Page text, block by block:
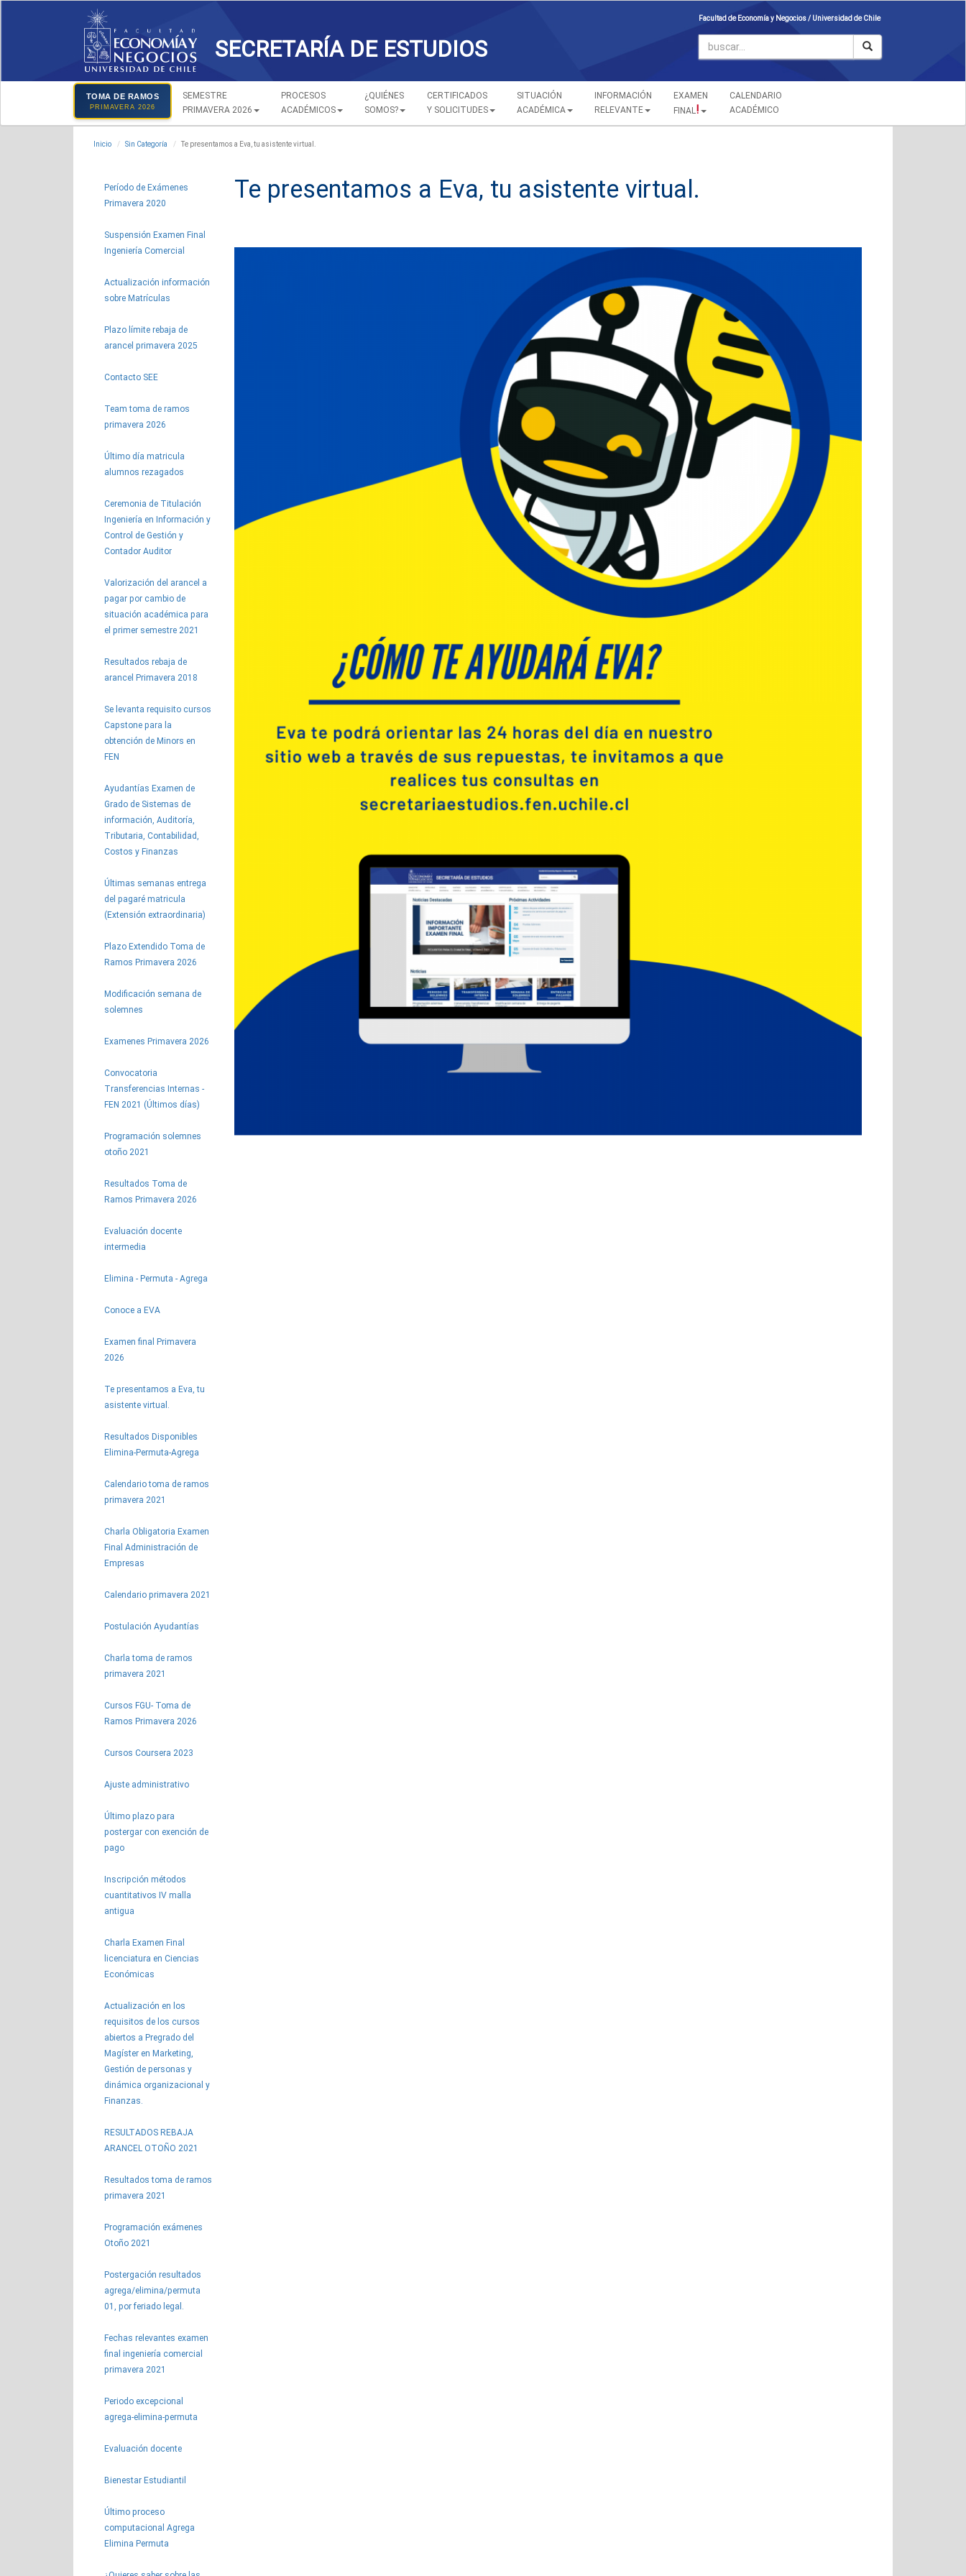
SECRETARÍA DE ESTUDIOS
Facultad de Economía y Negocios / Universidad de Chile
TOMA DE RAMOS
PRIMAVERA 2026
SEMESTRE
PRIMAVERA 2026
PROCESOS
ACADÉMICOS
¿QUIÉNES
SOMOS?
CERTIFICADOS
Y SOLICITUDES
SITUACIÓN
ACADÉMICA
INFORMACIÓN
RELEVANTE
EXAMEN
FINAL!
CALENDARIO
ACADÉMICO
Inicio Sin Categoría Te presentamos a Eva, tu asistente virtual.
Período de Exámenes
Primavera 2020
Suspensión Examen Final
Ingeniería Comercial
Actualización información
sobre Matrículas
Plazo límite rebaja de
arancel primavera 2025
Contacto SEE
Team toma de ramos
primavera 2026
Último día matricula
alumnos rezagados
Ceremonia de Titulación
Ingeniería en Información y
Control de Gestión y
Contador Auditor
Valorización del arancel a
pagar por cambio de
situación académica para
el primer semestre 2021
Resultados rebaja de
arancel Primavera 2018
Se levanta requisito cursos
Capstone para la
obtención de Minors en
FEN
Ayudantías Examen de
Grado de Sistemas de
información, Auditoría,
Tributaria, Contabilidad,
Costos y Finanzas
Últimas semanas entrega
del pagaré matricula
(Extensión extraordinaria)
Plazo Extendido Toma de
Ramos Primavera 2026
Modificación semana de
solemnes
Examenes Primavera 2026
Convocatoria
Transferencias Internas -
FEN 2021 (Últimos días)
Programación solemnes
otoño 2021
Resultados Toma de
Ramos Primavera 2026
Evaluación docente
intermedia
Elimina - Permuta - Agrega
Conoce a EVA
Examen final Primavera
2026
Te presentamos a Eva, tu
asistente virtual.
Resultados Disponibles
Elimina-Permuta-Agrega
Calendario toma de ramos
primavera 2021
Charla Obligatoria Examen
Final Administración de
Empresas
Calendario primavera 2021
Postulación Ayudantías
Charla toma de ramos
primavera 2021
Cursos FGU- Toma de
Ramos Primavera 2026
Cursos Coursera 2023
Ajuste administrativo
Último plazo para
postergar con exención de
pago
Inscripción métodos
cuantitativos IV malla
antigua
Charla Examen Final
licenciatura en Ciencias
Económicas
Actualización en los
requisitos de los cursos
abiertos a Pregrado del
Magíster en Marketing,
Gestión de personas y
dinámica organizacional y
Finanzas.
RESULTADOS REBAJA
ARANCEL OTOÑO 2021
Resultados toma de ramos
primavera 2021
Programación exámenes
Otoño 2021
Postergación resultados
agrega/elimina/permuta
01, por feriado legal.
Fechas relevantes examen
final ingeniería comercial
primavera 2021
Periodo excepcional
agrega-elimina-permuta
Evaluación docente
Bienestar Estudiantil
Último proceso
computacional Agrega
Elimina Permuta
Te presentamos a Eva, tu asistente virtual.